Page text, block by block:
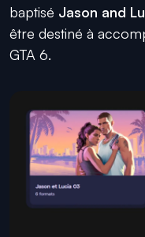
baptisé Jason and
être destiné à
GTA 6.